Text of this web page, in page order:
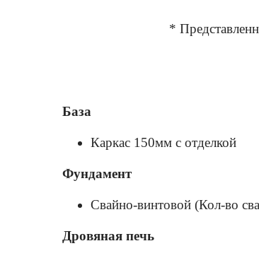
*
База
Каркас 150мм с отделкой
Фундамент
Свайно-винтовой (Кол-во
Дровяная печь